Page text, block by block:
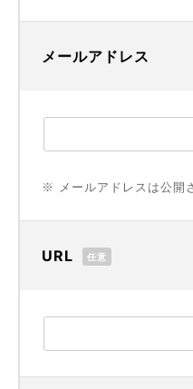
メールアドレス
※ メールアドレスは公開
URL 任意